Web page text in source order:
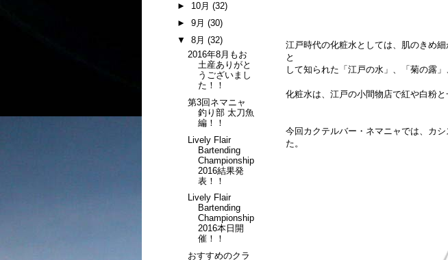
江戸時代の化粧水としては、肌のきめ
と
して知られた「江戸の水」、「菊の露
化粧水は、江戸の小間物店で紅や白粉と
今回カクテルバー・ネマニャでは、カ
た。
► 10月 (32)
► 9月 (30)
▼ 8月 (32)
2016年8月もお
土産ありがと
うございまし
た！！
第3回ネマニャ
釣り部 太刀魚
編！！
Lively Flair
Bartending
Championship
2016結果発
表！！
Lively Flair
Bartending
Championship
2016本日開
催！！
おすすめのクラ